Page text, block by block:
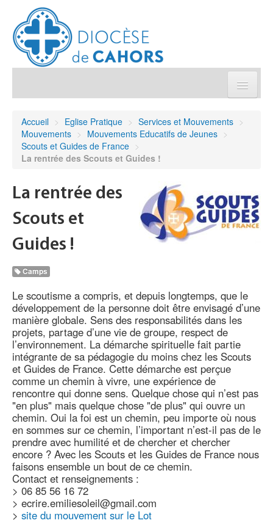
Démarches et sacrements
Je donne
Annuaire/Contact
Accueil > Eglise Pratique > Services et Mouvements >
Mouvements > Mouvements Educatifs de Jeunes >
Scouts et Guides de France >
La rentrée des Scouts et Guides !
La rentrée des
Scouts et
Guides !
Camps
Le scoutisme a compris, et depuis longtemps, que le
développement de la personne doit être envisagé d’une
manière globale. Sens des responsabilités dans les
projets, partage d’une vie de groupe, respect de
l’environnement. La démarche spirituelle fait partie
intégrante de sa pédagogie du moins chez les Scouts
et Guides de France. Cette démarche est perçue
comme un chemin à vivre, une expérience de
rencontre qui donne sens. Quelque chose qui n’est pas
"en plus" mais quelque chose "de plus" qui ouvre un
chemin. Oui la foi est un chemin, peu importe où nous
en sommes sur ce chemin, l’important n’est-il pas de le
prendre avec humilité et de chercher et chercher
encore ? Avec les Scouts et les Guides de France nous
faisons ensemble un bout de ce chemin.
Contact et renseignements :
> 06 85 56 16 72
> ecrire.emiliesoleil@gmail.com
> site du mouvement sur le Lot